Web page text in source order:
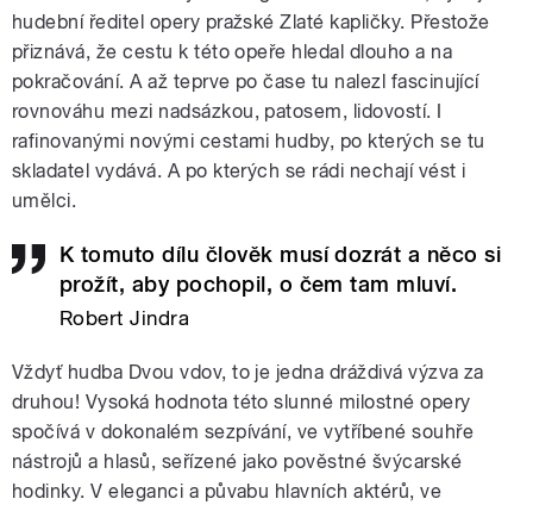
hudební ředitel opery pražské Zlaté kapličky. Přestože
přiznává, že cestu k této opeře hledal dlouho a na
pokračování. A až teprve po čase tu nalezl fascinující
rovnováhu mezi nadsázkou, patosem, lidovostí. I
rafinovanými novými cestami hudby, po kterých se tu
skladatel vydává. A po kterých se rádi nechají vést i
umělci.
K tomuto dílu člověk musí dozrát a něco si
prožít, aby pochopil, o čem tam mluví.
Robert Jindra
Vždyť hudba Dvou vdov, to je jedna dráždivá výzva za
druhou! Vysoká hodnota této slunné milostné opery
spočívá v dokonalém sezpívání, ve vytříbené souhře
nástrojů a hlasů, seřízené jako pověstné švýcarské
hodinky. V eleganci a půvabu hlavních aktérů, ve